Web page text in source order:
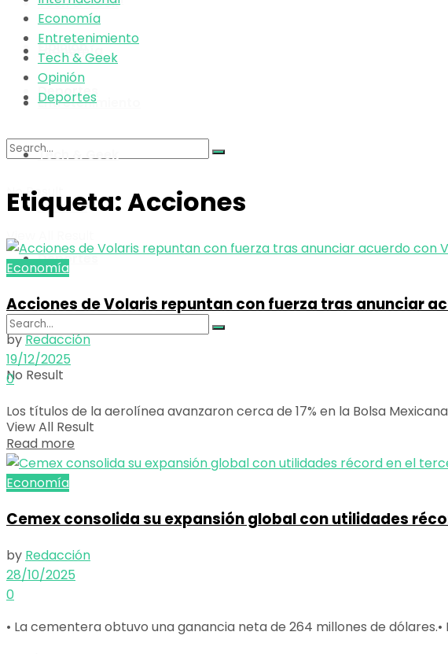
Opinión
Deportes
No Result
View All Result
Economía
Entretenimiento
Tech & Geek
Opinión
Deportes
No Result
View All Result
Economía
Entretenimiento
Tech & Geek
Opinión
Deportes
Etiqueta:Acciones
Economía
Acciones de Volaris repuntan con fuerza tras anunciar
byRedacción
19/12/2025
0
Los títulos de la aerolínea avanzaron cerca de 17% en la Bolsa Mexicana
Read more
Economía
Cemex consolida su expansión global con utilidades
by Redacción
28/10/2025
0
• La cementera obtuvo una ganancia neta de 264 millones de dólares.•